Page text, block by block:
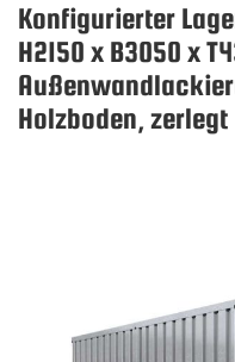
Konfigurierter
H2150 x B3050 x
Holzboden, zerlegt